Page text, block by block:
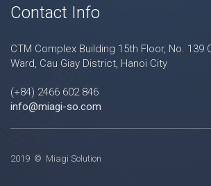
Contact Info
CTM Complex Building 15th Floor, No. 139
Ward, Cau Giay District, Hanoi City
(+84) 2466 602 846
info@miagi-so.com
2019 © Miagi Solution